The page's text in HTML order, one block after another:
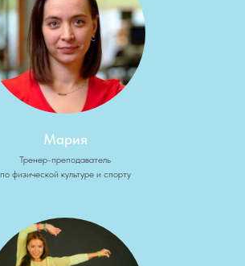
Мария
Тренер-преподаватель
по физической культуре и спорту